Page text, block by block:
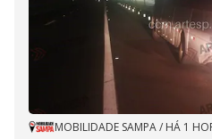
MOBILIDADE SAMPA/ HÁ 1